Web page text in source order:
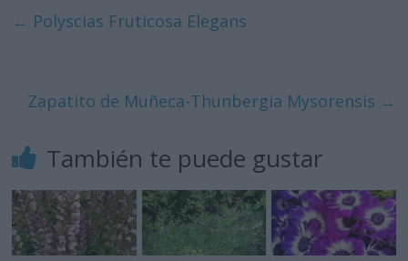
← Polyscias Fruticosa Elegans
Zapatito de Muñeca-Thunbergia Mysorensis →
También te puede gustar